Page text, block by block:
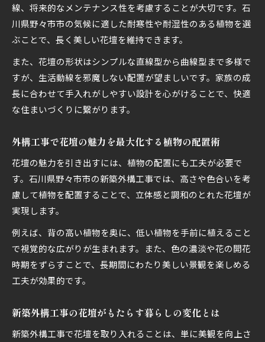
線、将来的なメンテナンス性を考慮することが大切です。石
川県野々市市の気候に適した耐寒性や耐湿性のある植物を選
ぶことで、長く美しい花壇を維持できます。
また、花壇の形状はシンプルな直線型から曲線型まで多様で
すが、生活動線を邪魔しない配置が望ましいです。家族の成
長に合わせて手入れがしやすい設計を心がけることで、快適
な住まいづくりに繋がります。
外構工事で花壇の魅力を最大化する植物の配置術
花壇の魅力を引き出すには、植物の配置にも工夫が必要で
す。石川県野々市市の新築外構工事では、高さや色合いを考
慮して植物を配置することで、立体感と調和のとれた花壇が
実現します。
例えば、背の高い植物を奥に、低い植物を手前に植えること
で視覚的な広がりが生まれます。また、色の濃淡や花の開花
時期をずらすことで、長期間にわたり美しい景観を楽しめる
工夫が効果的です。
新築外構工事の花壇がもたらす暮らしの変化とは
新築外構工事で花壇を取り入れることは、単に美観を向上さ